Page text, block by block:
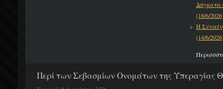
Δόγματα
(18/6/
Η
(14/6/
Περί των Σεβασμίων Ονομάτων της Υπεραγίας